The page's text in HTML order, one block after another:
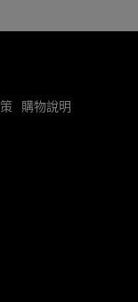
購物說明